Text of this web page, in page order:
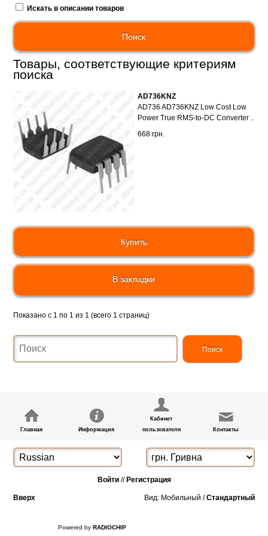
Искать в описании товаров
Товары, соответствующие критериям
поиска
В закладки
668 грн.
AD736KNZ
AD736 AD736KNZ Low Cost Low
Power True RMS-to-DC Converter ..
Показано с 1 по 1 из 1 (всего 1 страниц)
Главная Информация
Кабинет
пользователя
Контакты
Войти// Регистрация
Вверх Вид: Мобильный /Стандартный
Powered by RADIOCHIP